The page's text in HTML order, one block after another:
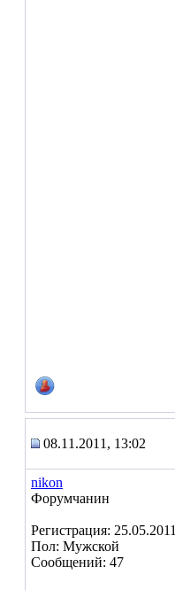
08.11.2011, 13:02
nikon
Форумчанин
Регистрация: 25.05.2011
Пол: Мужской
Сообщений: 47